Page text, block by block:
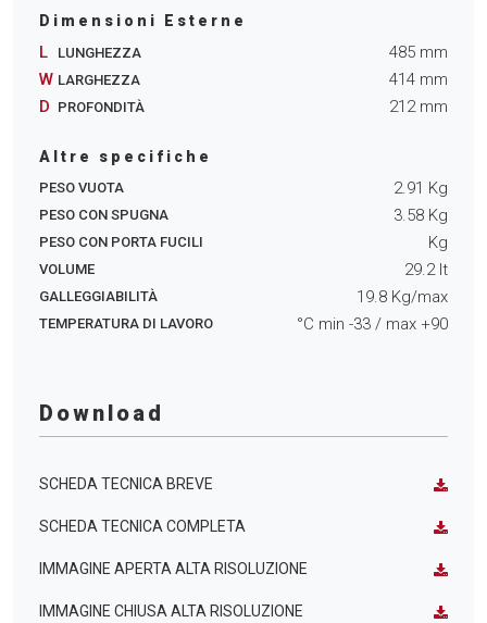
Dimensioni Esterne
L LUNGHEZZA 485 mm
W LARGHEZZA 414 mm
D PROFONDITÀ 212mm
Altre specifiche
PESO VUOTA 2.91 Kg
PESO CON SPUGNA 3.58 Kg
PESO CON PORTA FUCILI Kg
VOLUME 29.2lt
GALLEGGIABILITÀ 19.8 Kg/max
TEMPERATURA DI LAVORO °C min -33 / max +90
Download
SCHEDA TECNICA BREVE
SCHEDA TECNICA COMPLETA
IMMAGINE APERTA ALTA RISOLUZIONE
IMMAGINE CHIUSA ALTA RISOLUZIONE